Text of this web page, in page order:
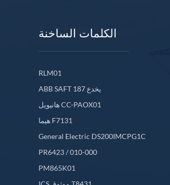
الكلمات الساخنة
RLM01
ABB SAFT 187 يخدع
هانيويل CC-PAOX01
هيما F7131
General Electric DS200IMCPG1C
PR6423 / 010-000
PM865K01